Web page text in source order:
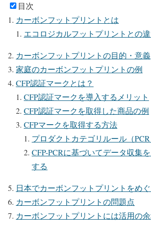
目次
カーボンフットプリントとは
エコロジカルフットプリントとの
カーボンフットプリントの目的・意義
家庭のカーボンフットプリントの例
CFP認証マークとは？
CFP認証マークを導入するメリット
CFP認証マークを取得した商品の例
CFPマークを取得する方法
プロダクトカテゴリルール（
CFP-PCRに基づいてデータ収集
する
日本でカーボンフットプリントをめ
カーボンフットプリントの問題点
カーボンフットプリントには活用の